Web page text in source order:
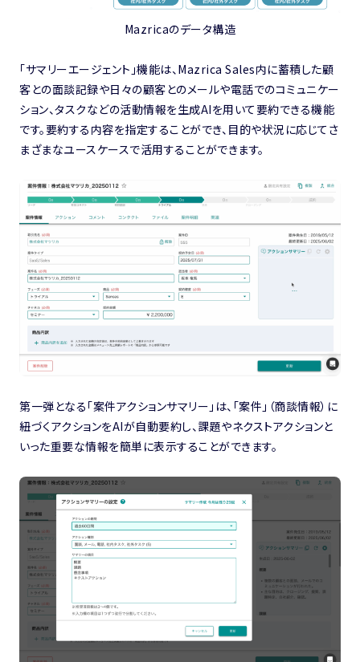
Mazricaのデータ構造
「サマリーエージェント」機能は、Mazrica Sales内に蓄積した顧
客との面談記録や日々の顧客とのメールや電話でのコミュニケー
ション、タスクなどの活動情報を生成AIを用いて要約できる機能
です。要約する内容を指定することができ、目的や状況に応じてさ
まざまなユースケースで活用することができます。
第一弾となる「案件アクションサマリー」は、「案件」（商談情報）に
紐づくアクションをAIが自動要約し、課題やネクストアクションと
いった重要な情報を簡単に表示することができます。